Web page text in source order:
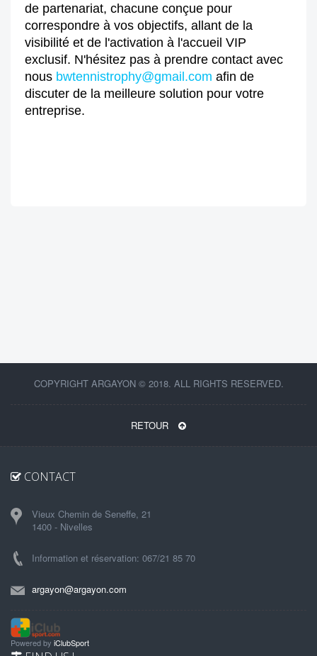
de partenariat, chacune conçue pour
correspondre à vos objectifs, allant de la
visibilité et de l'activation à l'accueil VIP
exclusif. N'hésitez pas à prendre contact avec
nous bwtennistrophy@gmail.com afin de
discuter de la meilleure solution pour votre
entreprise.
COPYRIGHT ARGAYON © 2018. ALL RIGHTS RESERVED.
RETOUR
CONTACT
Vieux Chemin de Seneffe, 21
1400 - Nivelles
Information et réservation: 067/21 85 70
argayon@argayon.com
Powered by iClubSport